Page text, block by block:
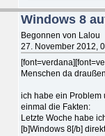
Windows 8
Begonnen von Lalou
27. November 2012,
Menschen da
ich habe ein Problem
einmal die Fakten:
Letzte Woche habe
[b]Windows 8[/b]